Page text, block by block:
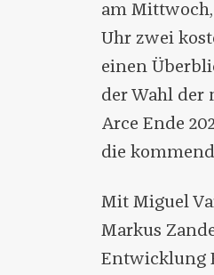
am Mittwoch,
Uhr zwei
einen
der Wahl der
Arce Ende
die
Mit Miguel
Markus
Entwicklung